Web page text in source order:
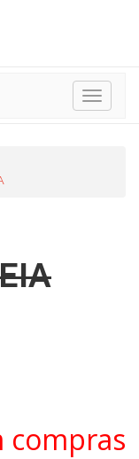
Toggle
compras